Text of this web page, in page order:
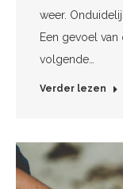
weer.
Een gevoel
volgende…
Verder lezen